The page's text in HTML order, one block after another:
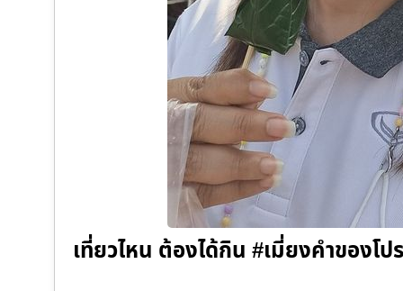
เที่ยวไหน ต้องได้กิน #เมี่ยงคำของโป